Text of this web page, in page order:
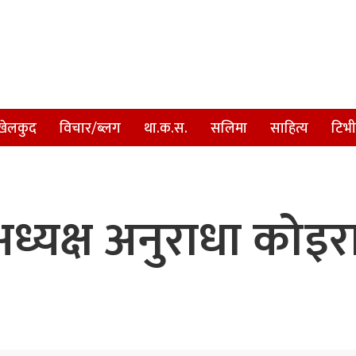
विचार/ब्लग था.क.स. सलिमा साहित्य टिभी
अनुराधा